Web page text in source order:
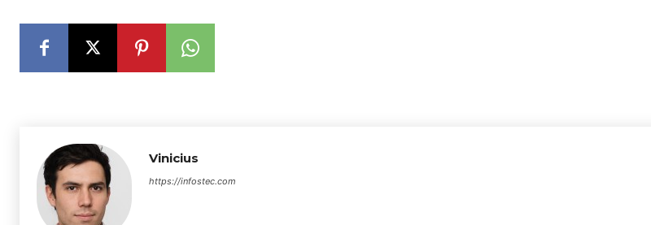
Vinicius
https://infostec.com